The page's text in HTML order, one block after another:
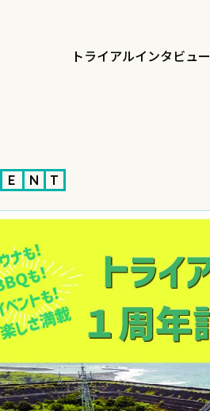
トライアルインタビュー
E N T